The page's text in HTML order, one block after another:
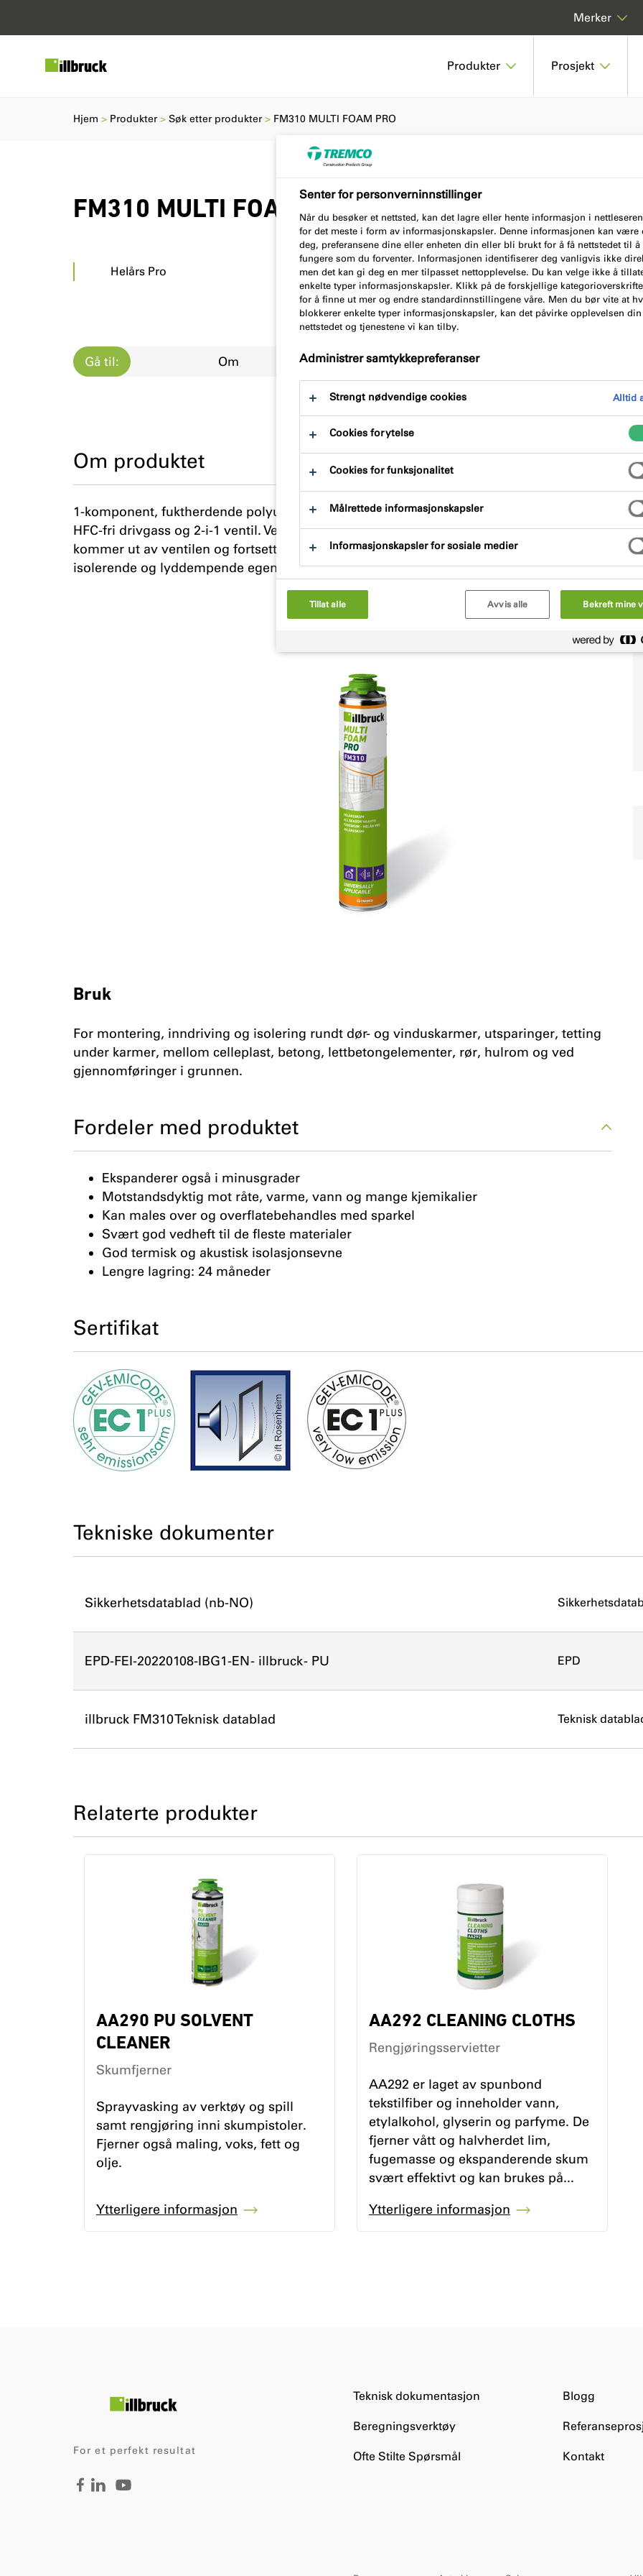
Produkter Prosjekt
Merker
FM310 MULTI FOAM PRO
Helårs Pro
Hjem Produkter Søk etter produkter FM310 MULTI FOAM PRO
Gå til: Om Fordeler med produktet
Om produktet
1-komponent, fuktherdende polyuretanskum for helårsbruk. Leveres i sprayboks med
HFC-fri drivgass og 2-i-1 ventil. Ved påføring ekspanderer skummet med det samme det
kommer ut av ventilen og fortsetter å ekspandere ytterligere under herdetiden. Gode
isolerende og lyddempende egenskaper og god vedheft til de fleste materialer.
Bruk
For montering, inndriving og isolering rundt dør- og vinduskarmer, utsparinger, tetting
under karmer, mellom celleplast, betong, lettbetongelementer, rør, hulrom og ved
gjennomføringer i grunnen.
Fordeler med produktet
Ekspanderer også i minusgrader
Motstandsdyktig mot råte, varme, vann og mange kjemikalier
Kan males over og overflatebehandles med sparkel
Svært god vedheft til de fleste materialer
God termisk og akustisk isolasjonsevne
Lengre lagring: 24 måneder
Sertifikat
Tekniske dokumenter
Sikkerhetsdatablad (nb-NO)
EPD-FEI-20220108-IBG1-EN - illbruck - PU EPD
illbruck FM310 Teknisk datablad Teknisk
Relaterte produkter
AA290 PU SOLVENT
CLEANER
Skumfjerner
Sprayvasking av verktøy og spill
samt rengjøring inni skumpistoler.
Fjerner også maling, voks, fett og
olje.
Ytterligere informasjon
AA292 CLEANING CLOTHS
Rengjøringsservietter
AA292 er laget av spunbond
tekstilfiber og inneholder vann,
etylalkohol, glyserin og parfyme. De
fjerner vått og halvherdet lim,
fugemasse og ekspanderende skum
svært effektivt og kan brukes på...
Ytterligere informasjon
For et perfekt resultat
Teknisk dokumentasjon
Beregningsverktøy
Ofte Stilte Spørsmål
Blogg
Kontakt
Senter for personverninnstillinger
Når du besøker et nettsted, kan det lagre eller hente informasjon i
for det meste i form av informasjonskapsler. Denne informasjonen kan være
deg, preferansene dine eller enheten din eller bli brukt for å få nettstedet til å
fungere som du forventer. Informasjonen identifiserer deg vanligvis ikke
men det kan gi deg en mer tilpasset nettopplevelse. Du kan velge ikke å
enkelte typer informasjonskapsler. Klikk på de forskjellige
for å finne ut mer og endre standardinnstillingene våre. Men du bør vite at
blokkerer enkelte typer informasjonskapsler, kan det påvirke opplevelsen din
nettstedet og tjenestene vi kan tilby.
Administrer samtykkepreferanser
Strengt nødvendige cookies Alltid
Cookies for ytelse
Cookies for funksjonalitet
Målrettede informasjonskapsler
Informasjonskapsler for sosiale medier
Tillat alle Avvis alle Bekreft mine